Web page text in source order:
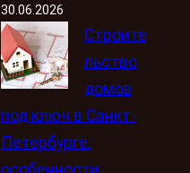
30.06.2026
Строите
льство
домов
под ключ в Санкт-
Петербурге:
особенности,